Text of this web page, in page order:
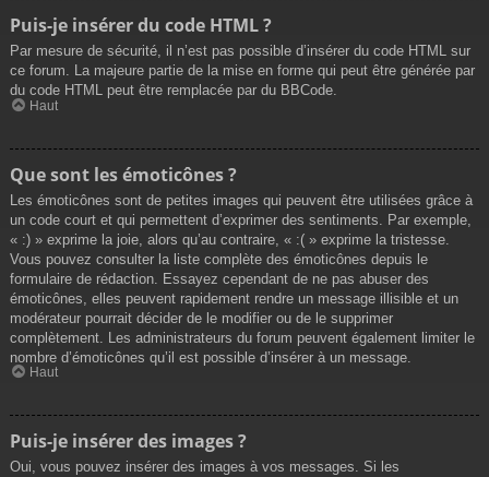
Puis-je insérer du code HTML ?
Par mesure de sécurité, il n’est pas possible d’insérer du code HTML sur
ce forum. La majeure partie de la mise en forme qui peut être générée par
du code HTML peut être remplacée par du BBCode.
Haut
Que sont les émoticônes ?
Les émoticônes sont de petites images qui peuvent être utilisées grâce à
un code court et qui permettent d’exprimer des sentiments. Par exemple,
« :) » exprime la joie, alors qu’au contraire, « :( » exprime la tristesse.
Vous pouvez consulter la liste complète des émoticônes depuis le
formulaire de rédaction. Essayez cependant de ne pas abuser des
émoticônes, elles peuvent rapidement rendre un message illisible et un
modérateur pourrait décider de le modifier ou de le supprimer
complètement. Les administrateurs du forum peuvent également limiter le
nombre d’émoticônes qu’il est possible d’insérer à un message.
Haut
Puis-je insérer des images ?
Oui, vous pouvez insérer des images à vos messages. Si les